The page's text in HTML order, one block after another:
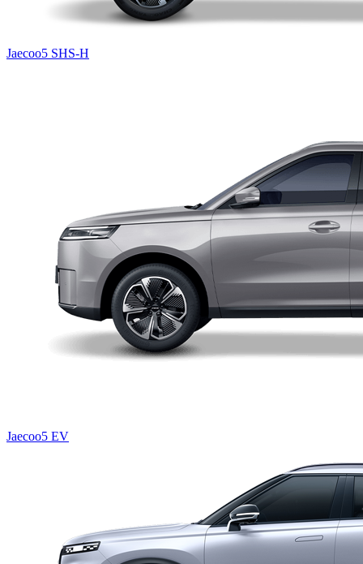
Jaecoo5 SHS-H
Jaecoo5 EV